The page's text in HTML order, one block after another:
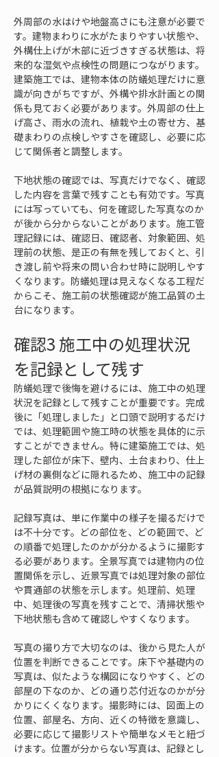
外周部の水はけや地盤高さにも注意が必要で
す。建物まわりに水がたまりやすい状態や、
外構仕上げが木部に近づきすぎる状態は、将
来的な湿気や点検性の問題につながります。
建築施工では、建物本体の防蟻処理だけに意
識が向きがちですが、外構や排水計画との関
係も見ておく必要があります。外周部の仕上
げ高さ、雨水の流れ、植栽や土の寄せ方、基
礎まわりの点検しやすさを確認し、必要に応
じて関係者と調整します。
下地状態の確認では、写真だけでなく、確認
した内容を言葉で残すことも有効です。写真
には写っていても、何を確認した写真なのか
が後から分からないことがあります。施工管
理記録には、確認日、確認者、対象範囲、処
理前の状態、是正の有無を残しておくと、引
き渡し前や将来の問い合わせ時に説明しやす
くなります。防蟻処理は見えなくなる工程だ
からこそ、施工前の状態確認が施工品質の土
台になります。
確認3 施工中の処理状況
を記録として残す
防蟻処理で後悔を避けるには、施工中の処理
状況を記録として残すことが重要です。完成
後に「処理しました」と口頭で説明するだけ
では、処理範囲や施工時の状態を具体的に示
すことができません。特に建築施工では、処
理した部位が床下、壁内、土台まわり、仕上
げ材の裏側などに隠れるため、施工中の記録
が品質説明の根拠になります。
記録写真は、単に作業中の様子を撮るだけで
は不十分です。どの部位を、どの範囲で、ど
の順番で処理したのかが分かるように撮影す
る必要があります。全景写真では建物内の位
置関係を示し、近景写真では処理対象の部位
や貫通部の状態を示します。処理前、処理
中、処理後の写真を残すことで、清掃状態や
下地状態も含めて確認しやすくなります。
写真の撮り方で大切なのは、後から見た人が
位置を判断できることです。床下や基礎内の
写真は、似たような構図になりやすく、どの
部屋の下なのか、どの通り芯付近なのかが分
かりにくくなります。撮影時には、図面上の
位置、部屋名、方向、近くの特徴を意識し、
必要に応じて撮影リストや簡単なメモと紐づ
けます。位置が分からない写真は、記録とし